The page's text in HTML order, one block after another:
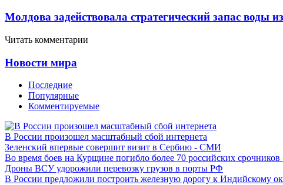
Молдова задействовала стратегический запас воды
Читать комментарии
Новости мира
Последние
Популярные
Комментируемые
В России произошел масштабный сбой интернета
Зеленский впервые совершит визит в Сербию - СМИ
Во время боев на Курщине погибло более 70 российских
Дроны ВСУ удорожили перевозку грузов в порты РФ
В России предложили построить железную дорогу к Индийскому